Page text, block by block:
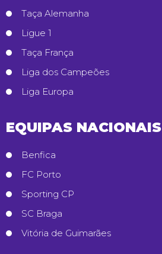
Taça Alemanha
Ligue 1
Taça França
Liga dos Campeões
Liga Europa
EQUIPAS NACIONAIS
Benfica
FC Porto
Sporting CP
SC Braga
Vitória de Guimarães